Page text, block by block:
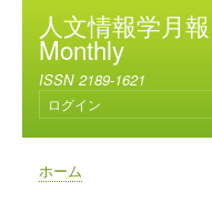
人文情報学月
Monthly
ISSN 2189-1621
ユ
ー
ザ
ー
ログイン
パ
ホーム